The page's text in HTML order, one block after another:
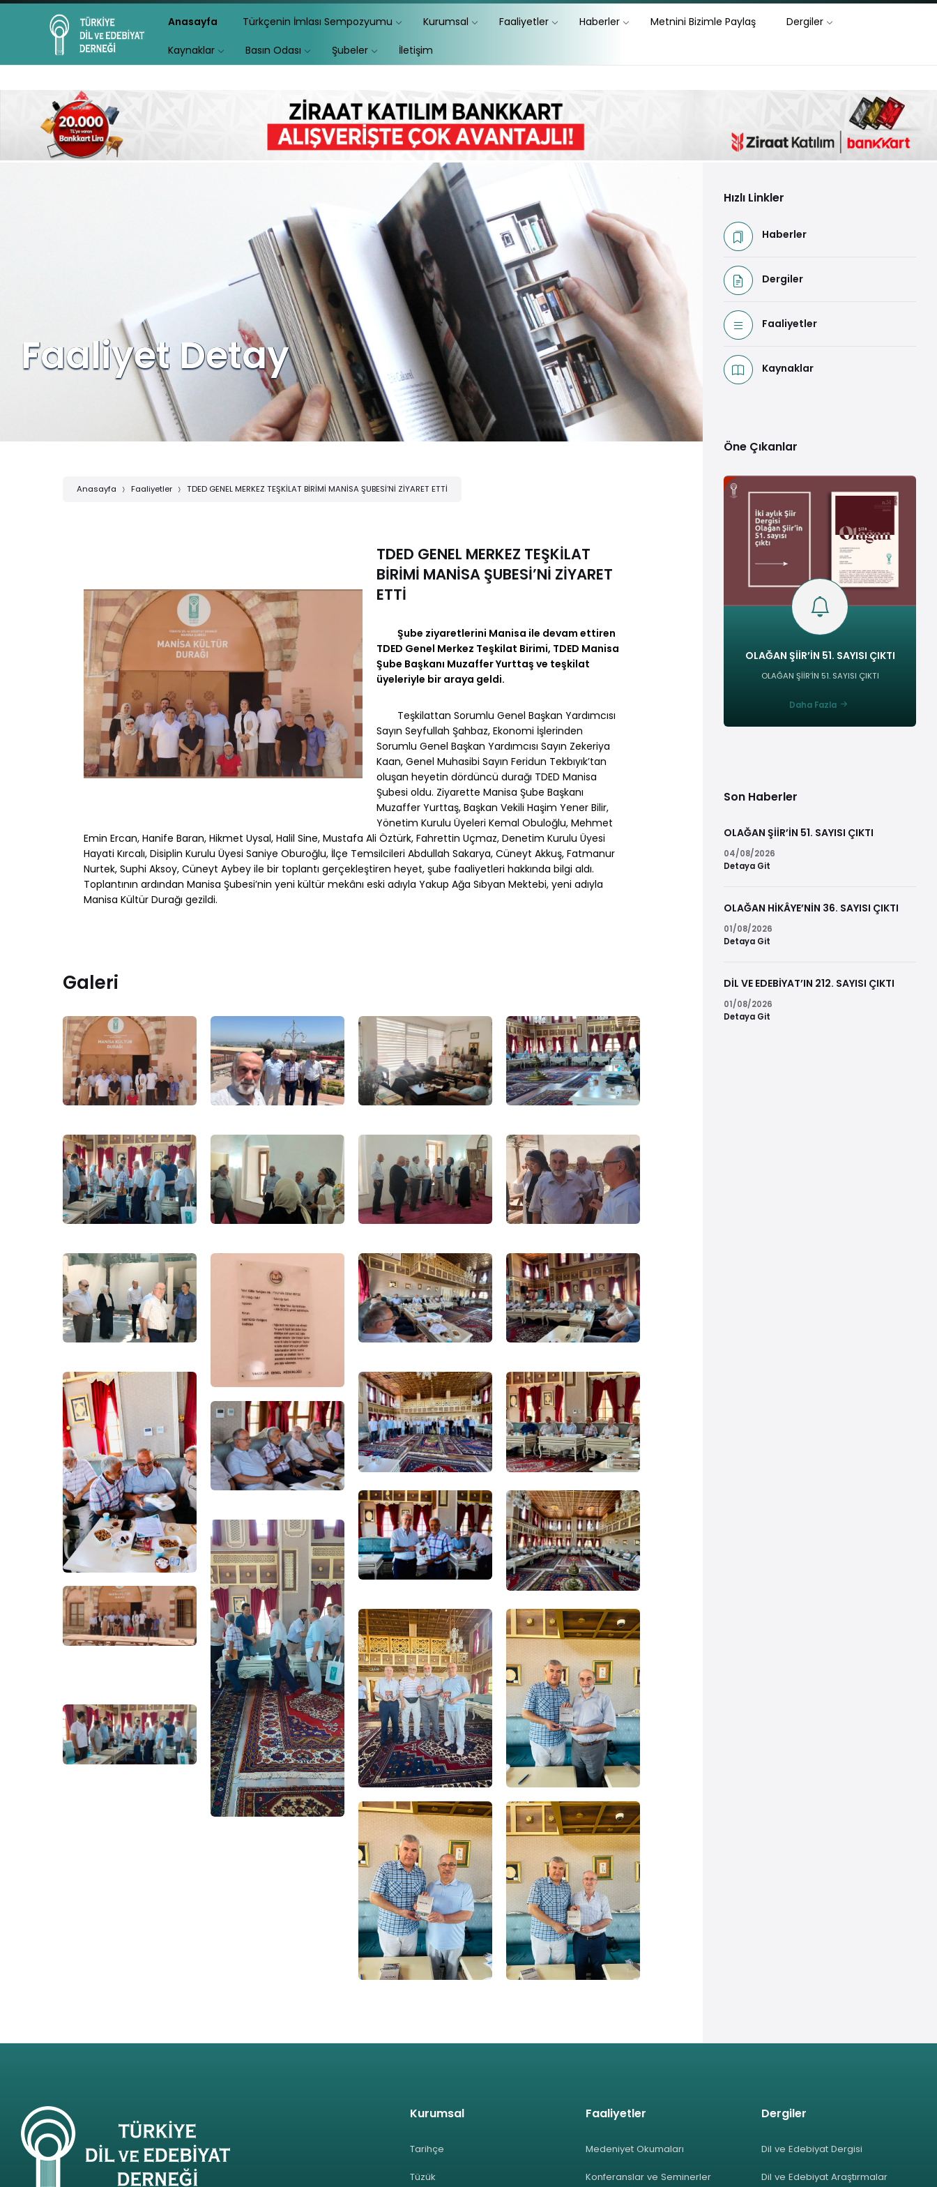
Anasayfa Türkçenin İmlası Sempozyumu Kurumsal Faaliyetler Haberler Metnini Bizimle Paylaş Dergiler
Kaynaklar Basın Odası Şubeler İletişim
Faaliyet Detay
Anasayfa Faaliyetler TDED GENEL MERKEZ TEŞKİLAT BİRİMİ MANİSA ŞUBESİ’Nİ ZİYARET ETTİ
TDED GENEL MERKEZ TEŞKİLAT
BİRİMİ MANİSA ŞUBESİ’Nİ ZİYARET
ETTİ
Şube ziyaretlerini Manisa ile devam ettiren
TDED Genel Merkez Teşkilat Birimi, TDED Manisa
Şube Başkanı Muzaffer Yurttaş ve teşkilat
üyeleriyle bir araya geldi.
Teşkilattan Sorumlu Genel Başkan Yardımcısı
Sayın Seyfullah Şahbaz, Ekonomi İşlerinden
Sorumlu Genel Başkan Yardımcısı Sayın Zekeriya
Kaan, Genel Muhasibi Sayın Feridun Tekbıyık’tan
oluşan heyetin dördüncü durağı TDED Manisa
Şubesi oldu. Ziyarette Manisa Şube Başkanı
Muzaffer Yurttaş, Başkan Vekili Haşim Yener Bilir,
Yönetim Kurulu Üyeleri Kemal Obuloğlu, Mehmet
Emin Ercan, Hanife Baran, Hikmet Uysal, Halil Sine, Mustafa Ali Öztürk, Fahrettin Uçmaz, Denetim Kurulu Üyesi
Hayati Kırcalı, Disiplin Kurulu Üyesi Saniye Oburoğlu, İlçe Temsilcileri Abdullah Sakarya, Cüneyt Akkuş, Fatmanur
Nurtek, Suphi Aksoy, Cüneyt Aybey ile bir toplantı gerçekleştiren heyet, şube faaliyetleri hakkında bilgi aldı.
Toplantının ardından Manisa Şubesi’nin yeni kültür mekânı eski adıyla Yakup Ağa Sıbyan Mektebi, yeni adıyla
Manisa Kültür Durağı gezildi.
Galeri
Hızlı Linkler
Haberler
Dergiler
Faaliyetler
Kaynaklar
Öne Çıkanlar
OLAĞAN ŞİİR’İN 51. SAYISI ÇIKTI
OLAĞAN ŞİİR’İN 51. SAYISI ÇIKTI
Daha Fazla
Son Haberler
OLAĞAN ŞİİR’İN 51. SAYISI ÇIKTI
04/08/2026
Detaya Git
OLAĞAN HİKÂYE’NİN 36. SAYISI ÇIKTI
01/08/2026
Detaya Git
DİL VE EDEBİYAT’IN 212. SAYISI ÇIKTI
01/08/2026
Detaya Git
Kurumsal
Tarihçe
Tüzük
Faaliyetler
Medeniyet Okumaları
Konferanslar ve Seminerler
Dergiler
Dil ve Edebiyat Dergisi
Dil ve Edebiyat Araştırmalar